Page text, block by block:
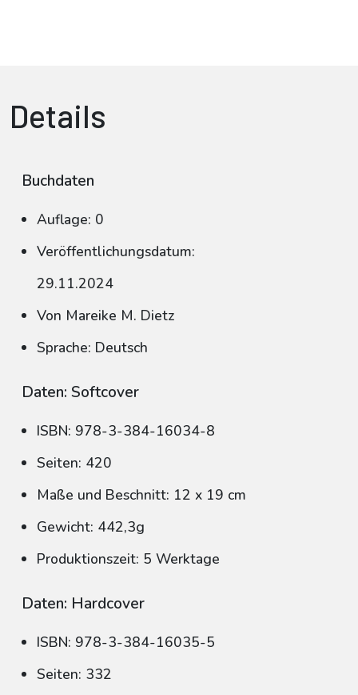
Details
Buchdaten
Auflage: 0
Veröffentlichungsdatum:
29.11.2024
Von Mareike M. Dietz
Sprache: Deutsch
Daten: Softcover
ISBN: 978-3-384-16034-8
Seiten: 420
Maße und Beschnitt: 12 x 19 cm
Gewicht: 442,3g
Produktionszeit: 5 Werktage
Daten: Hardcover
ISBN: 978-3-384-16035-5
Seiten: 332